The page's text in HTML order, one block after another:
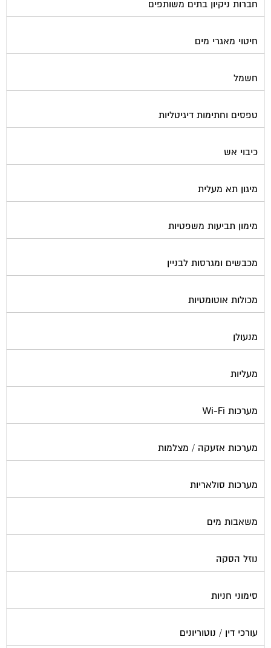
חברות ניקיון בתים משותפים
חיטוי מאגרי מים
חשמל
טפסים וחתימות דיגיטליות
כיבוי אש
מיגון תא מעלית
מימון תביעות משפטיות
מכבשים ומגרסות לבניין
מכולות אוטומטיות
מנעולן
מעליות
מערכות Wi-Fi
מערכות אזעקה / מצלמות
מערכות סולאריות
משאבות מים
נוזל הסקה
סימוני חניות
עורכי דין / נוטוריונים